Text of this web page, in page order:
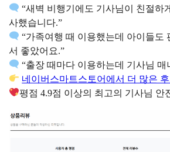
“새벽 비행기에도 기사님이 친절하
사했습니다.”
“가족여행 때 이용했는데 아이들도
서 좋았어요.”
“출장 때마다 이용하는데 기사님 매
네이버스마트스토어에서 더 많은
평점 4.9점 이상의 최고의 기사님 안